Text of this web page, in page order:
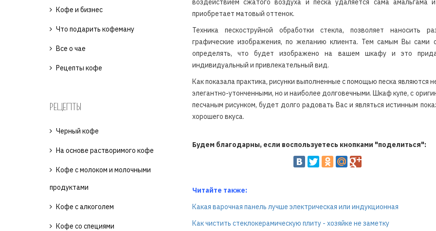
Кофе и бизнес
Что подарить кофеману
Все о чае
Рецепты кофе
РЕЦЕПТЫ
Черный кофе
На основе растворимого кофе
Кофе с молоком и молочными
продуктами
Кофе с алкоголем
Кофе со специями
воздействием сжатого воздуха и песка удаляется сама амальгама
приобретает матовый оттенок.
Техника пескоструйной обработки стекла, позволяет наносить
графические изображения, по желанию клиента. Тем самым Вы сами
определять, что будет изображено на вашем шкафу и это
индивидуальный и привлекательный вид.
Как показала практика, рисунки выполненные с помощью песка являются
элегантно-утонченными, но и наиболее долговечными. Шкаф купе, с
песчаным рисунком, будет долго радовать Вас и являться истинным
хорошего вкуса.
Будем благодарны, если воспользуетесь кнопками "поделиться":
Читайте также:
Какая варочная панель лучше электрическая или индукционная
Как чистить стеклокерамическую плиту - хозяйке не заметку